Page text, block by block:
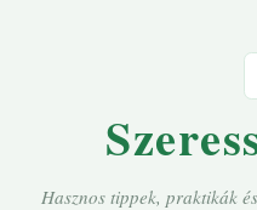
Hasznos tippek, praktikák